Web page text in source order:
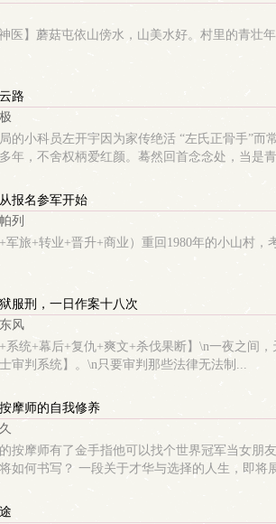
医】蘑菇屯依山傍水，山美水好。村里的青
路
的小科员左开宇因为家传绝活 “左氏正骨手”
年，不舍权柄爱红颜。蓦然回首念念处，当是
报名参军开始
列
+军旅+转业+晋升+商业）重回1980年的小山村
服刑，一日作案十八次
风
+系统+幕后+复仇+爽文+杀伐果断】\n一夜之间
审判系统】。\n只要审判那些法律无法制...
摩师的自我修养
按摩师有了金手指他可以找个世界冠军当女朋
如何书写？ 一段关于才华与选择的人生，即将